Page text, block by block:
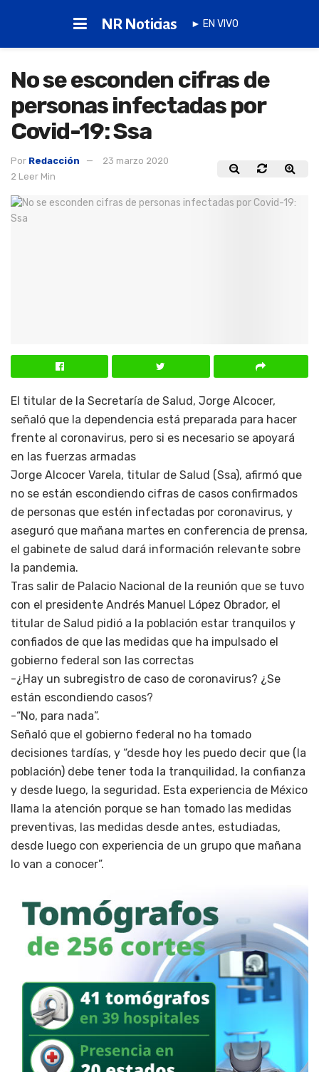
NR Noticias ► EN VIVO
No se esconden cifras de
personas infectadas por
Covid-19: Ssa
Por Redacción
23 marzo 2020
2 Leer Min
El titular de la Secretaría de Salud, Jorge Alcocer,
señaló que la dependencia está preparada para hacer
frente al coronavirus, pero si es necesario se apoyará
en las fuerzas armadas
Jorge Alcocer Varela, titular de Salud (Ssa), afirmó que
no se están escondiendo cifras de casos confirmados
de personas que estén infectadas por coronavirus, y
aseguró que mañana martes en conferencia de prensa,
el gabinete de salud dará información relevante sobre
la pandemia.
Tras salir de Palacio Nacional de la reunión que se tuvo
con el presidente Andrés Manuel López Obrador, el
titular de Salud pidió a la población estar tranquilos y
confiados de que las medidas que ha impulsado el
gobierno federal son las correctas
-¿Hay un subregistro de caso de coronavirus? ¿Se
están escondiendo casos?
-“No, para nada”.
Señaló que el gobierno federal no ha tomado
decisiones tardías, y “desde hoy les puedo decir que (la
población) debe tener toda la tranquilidad, la confianza
y desde luego, la seguridad. Esta experiencia de México
llama la atención porque se han tomado las medidas
preventivas, las medidas desde antes, estudiadas,
desde luego con experiencia de un grupo que mañana
lo van a conocer”.